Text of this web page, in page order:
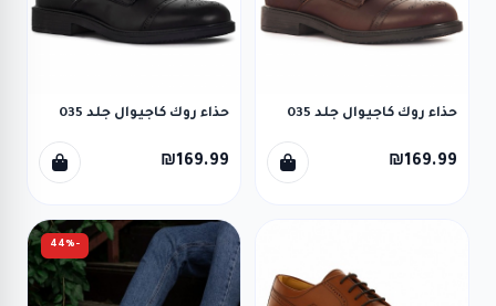
حذاء روك كاجيوال جلد 035
₪169.99
حذاء روك كاجيوال جلد 035
₪169.99
-44%